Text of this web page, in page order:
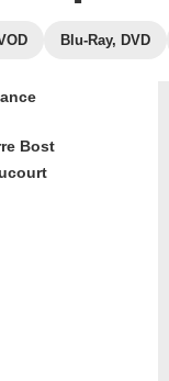
Blu-Ray, DVD
Bost